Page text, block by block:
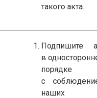
такого акта.
Подпишите
в
порядке
с
наших